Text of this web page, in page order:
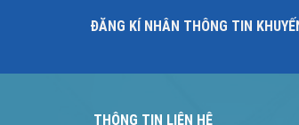
ĐĂNG KÍ NHÂN THÔNG TIN
THÔNG TIN LIÊN HỆ